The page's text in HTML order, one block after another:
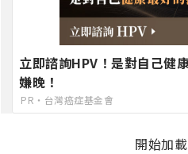
立即諮詢HPV！是對自己健
嫌晚！
PR・台灣癌症基金會
開始加